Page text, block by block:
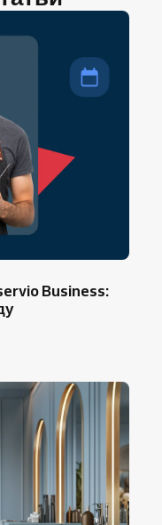
Business: